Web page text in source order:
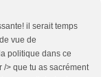
il serait temps
vue de
politique dans ce
> que tu as sacrément